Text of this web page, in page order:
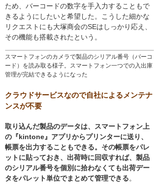
スマートフォンのカメラで製品のシリアル番号（バーコ
ード）を読み取る様子。スマートフォン一つでの入出庫
管理が完結できるようになった
ため、バーコードの数字を手入力することもで
きるようにしたいと希望した。こうした細かな
リクエストにも大塚商会のSEはしっかり応え、
その機能も搭載されたという。
クラウドサービスなので自社によるメンテナ
ンスが不要
取り込んだ製品のデータは、スマートフォン上
の『kintone』アプリからプリンターに送り、
帳票を出力することもできる。その帳票をパレ
ットに貼っておき、出荷時に回収すれば、製品
のシリアル番号を個別に拾わなくても出荷デー
タをパレット単位でまとめて管理できる。